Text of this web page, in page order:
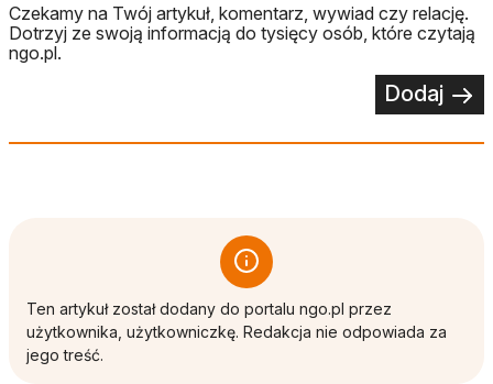
Czekamy na Twój artykuł, komentarz, wywiad czy relację.
Dotrzyj ze swoją informacją do tysięcy osób, które czytają
ngo.pl.
Dodaj
Ten artykuł został dodany do portalu ngo.pl przez
użytkownika, użytkowniczkę. Redakcja nie odpowiada za
jego treść.